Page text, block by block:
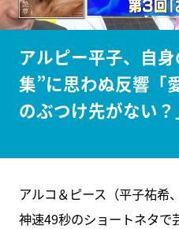
アルピー平子、自
集”に思わぬ反響「
のぶつけ先がない？
アルコ＆ピース（平子祐希
神速49秒のショートネタで